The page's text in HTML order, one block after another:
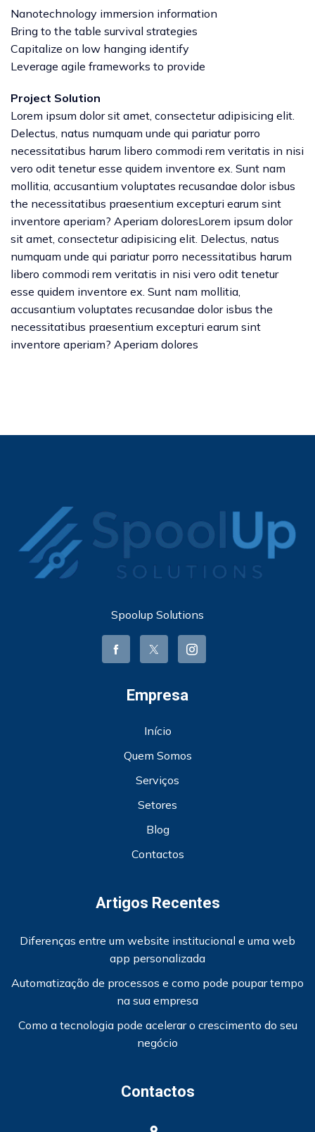
Nanotechnology immersion information
Bring to the table survival strategies
Capitalize on low hanging identify
Leverage agile frameworks to provide
Project Solution
Lorem ipsum dolor sit amet, consectetur adipisicing elit.
Delectus, natus numquam unde qui pariatur porro
necessitatibus harum libero commodi rem veritatis in nisi
vero odit tenetur esse quidem inventore ex. Sunt nam
mollitia, accusantium voluptates recusandae dolor isbus
the necessitatibus praesentium excepturi earum sint
inventore aperiam? Aperiam doloresLorem ipsum dolor
sit amet, consectetur adipisicing elit. Delectus, natus
numquam unde qui pariatur porro necessitatibus harum
libero commodi rem veritatis in nisi vero odit tenetur
esse quidem inventore ex. Sunt nam mollitia,
accusantium voluptates recusandae dolor isbus the
necessitatibus praesentium excepturi earum sint
inventore aperiam? Aperiam dolores
Spoolup Solutions
Empresa
Início
Quem Somos
Serviços
Setores
Blog
Contactos
Artigos Recentes
Diferenças entre um website institucional e uma web
app personalizada
Automatização de processos e como pode poupar tempo
na sua empresa
Como a tecnologia pode acelerar o crescimento do seu
negócio
Contactos